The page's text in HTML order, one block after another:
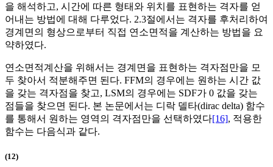
을 해석하고, 시간에 따른 형태와 위치를 표현하는 격자를 얻
어내는 방법에 대해 다루었다. 2.3절에서는 격자를 후처리하여
경계면의 형상으로부터 직접 연소면적을 계산하는 방법을 요
약하였다.
연소면적계산을 위해서는 경계면을 표현하는 격자점만을 모
두 찾아서 적분해주면 된다. FFM의 경우에는 원하는 시간 값
을 갖는 격자점을 찾고, LSM의 경우에는 SDF가 0 값을 갖는
점들을 찾으면 된다. 본 논문에서는 디락 델타(dirac delta) 함수
를 통해서 원하는 영역의 격자점만을 선택하였다[16], 적용한
함수는 다음식과 같다.
(12)